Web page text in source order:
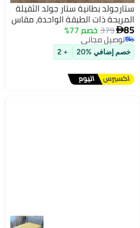
ستارجولد بطانية ستار جولد الثقيلة
المريحة ذات الطبقة الواحدة، مقاس
160×220 سم، مناسبة للسرير
المفرد، مصنوعة من الصوف
المحفور، SG-BL904
85
379 خصم 77%
توصيل مجاني
توصيل مجاني
خصم إضافي %20 + 2